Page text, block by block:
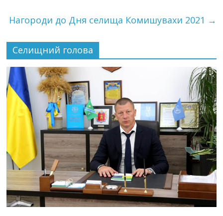
Нагороди до Дня селища Комишувахи 2021 →
Селищний голова